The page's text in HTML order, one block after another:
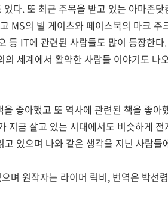
다. 또 최근 주목을 받고 있는 아마존
MS의 빌 게이츠와 페이스북의 마크
등 IT에 관련된 사람들도 많이 등장한
세계에서 활약한 사람들 이야기도 나
좋아했고 또 역사에 관련된 책을 좋
지금 살고 있는 시대에서도 비슷하게
있으며 나와 같은 생각을 지닌 사람
며 원작자는 라이머 릭비, 번역은 박선